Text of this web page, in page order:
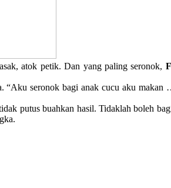
atok petik. Dan yang paling seronok,
“Aku seronok bagi anak cucu aku makan
putus buahkan hasil. Tidaklah boleh